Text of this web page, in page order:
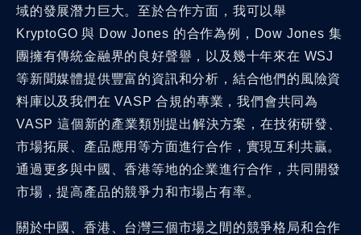
域的發展潛力巨大。至於合作方面，我可以舉
KryptoGO 與 Dow Jones 的合作為例，Dow Jones 集
團擁有傳統金融界的良好聲譽，以及幾十年來在 WSJ
等新聞媒體提供豐富的資訊和分析，結合他們的風險資
料庫以及我們在 VASP 合規的專業，我們會共同為
VASP 這個新的產業類別提出解決方案，在技術研發、
市場拓展、產品應用等方面進行合作，實現互利共贏。
通過更多與中國、香港等地的企業進行合作，共同開發
市場，提高產品的競爭力和市場占有率。
關於中國、香港、台灣三個市場之間的競爭格局和合作